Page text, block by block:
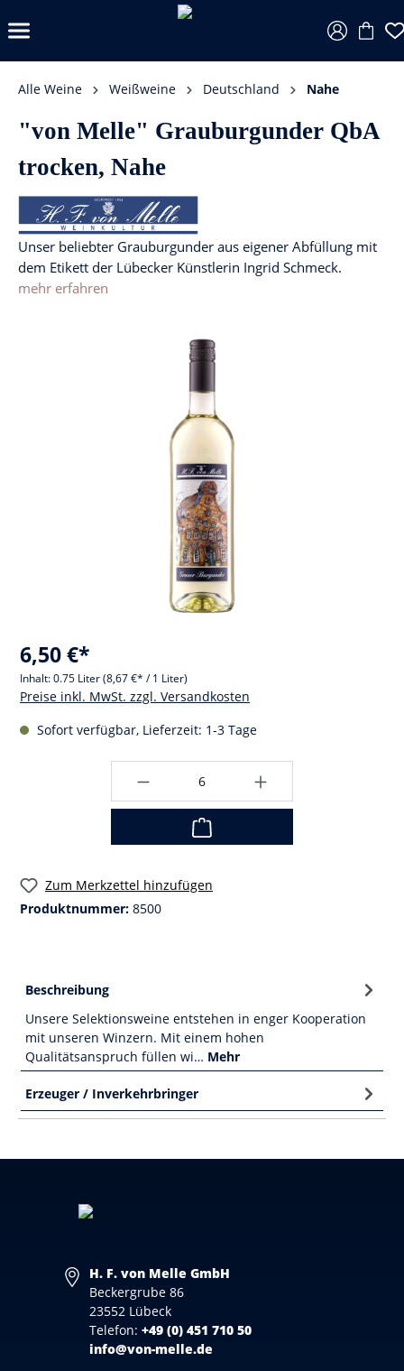
Alle Weine Weißweine Deutschland Nahe
"von Melle" Grauburgunder QbA
trocken, Nahe
Unser beliebter Grauburgunder aus eigener Abfüllung mit
dem Etikett der Lübecker Künstlerin Ingrid Schmeck.
mehr erfahren
6,50 €*
Inhalt:0.75 Liter(8,67 €* / 1 Liter)
Preise inkl. MwSt. zzgl. Versandkosten
Sofort verfügbar, Lieferzeit: 1-3 Tage
Zum Merkzettel hinzufügen
Produktnummer: 8500
Beschreibung
Unsere Selektionsweine entstehen in enger Kooperation
mit unseren Winzern. Mit einem hohen
Qualitätsanspruch füllen wi… Mehr
Erzeuger / Inverkehrbringer
H. F. von Melle GmbH
Beckergrube 86
23552 Lübeck
Telefon: +49 (0) 451 710 50
info@von-melle.de